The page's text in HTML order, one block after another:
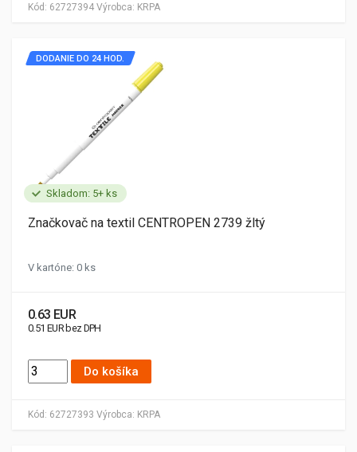
Kód: 62727394 Výrobca: KRPA
Skladom: 5+ ks
Kód: 62727393 Výrobca: KRPA
DODANIE DO 24 HOD.
Značkovač na textil CENTROPEN 2739 žltý
V kartóne: 0 ks
0.63 EUR
0.51 EUR bez DPH
Do košíka